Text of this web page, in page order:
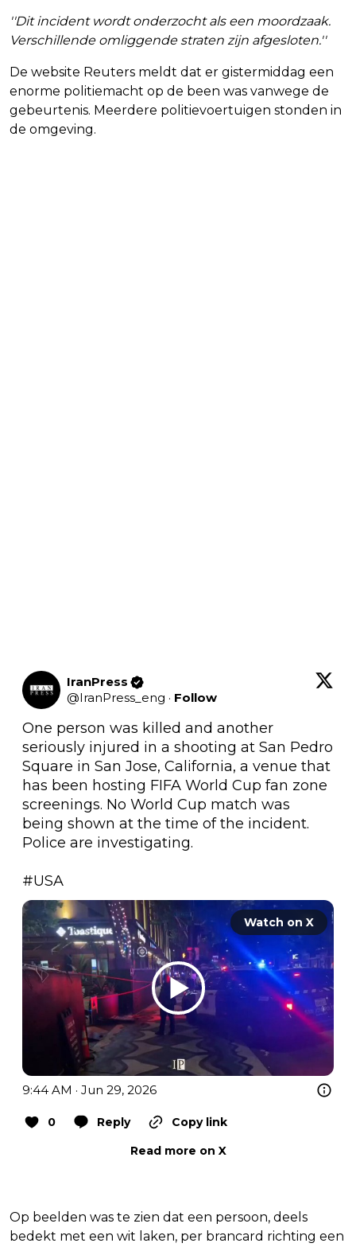
''Dit incident wordt onderzocht als een moordzaak.
Verschillende omliggende straten zijn afgesloten.''
De website Reuters meldt dat er gistermiddag een
enorme politiemacht op de been was vanwege de
gebeurtenis. Meerdere politievoertuigen stonden in
de omgeving.
IranPress
@IranPress_eng · Follow
One person was killed and another
seriously injured in a shooting at San Pedro
Square in San Jose, California, a venue that
has been hosting FIFA World Cup fan zone
screenings. No World Cup match was
being shown at the time of the incident.
Police are investigating.
#USA
Watch on X
9:44 AM · Jun 29, 2026
0 Reply
Copy link
Read more on X
Op beelden was te zien dat een persoon, deels
bedekt met een wit laken, per brancard richting een